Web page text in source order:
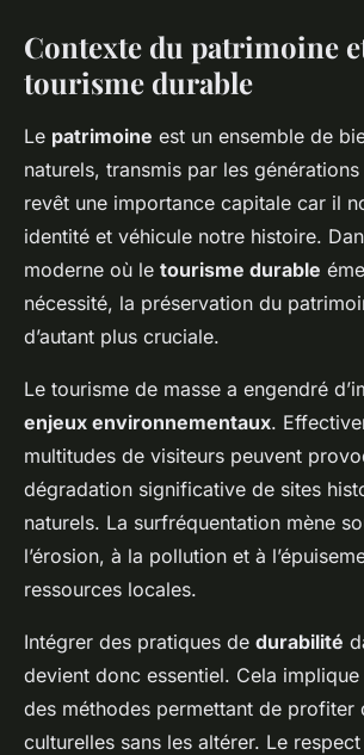
Contexte du patrimoine
tourisme durable
Le patrimoine est un ensemble de
naturels, transmis par les
revêt une importance capitale car il
identité et véhicule notre histoire.
moderne où le tourisme durable
nécessité, la préservation du
d’autant plus cruciale.
Le tourisme de masse a engendré
enjeux environnementaux.
multitudes de visiteurs peuvent
dégradation significative de sites
naturels. La surfréquentation mène
l’érosion, à la pollution et à
ressources locales.
Intégrer des pratiques de durabilité
devient donc essentiel. Cela
des méthodes permettant de profiter
culturelles sans les altérer. Le